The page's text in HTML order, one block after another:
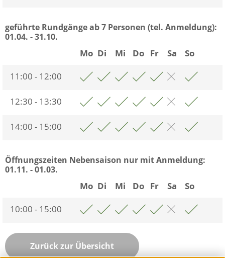
geführte Rundgänge ab 7 Personen (tel. Anmeldung):
01.04. - 31.10.
Mo Di Mi Do Fr Sa
So
11:00 - 12:00
12:30 - 13:30
14:00 - 15:00
Öffnungszeiten Nebensaison nur mit Anmeldung:
01.11. - 01.03.
Mo Di Mi Do Fr Sa
So
10:00 - 15:00
Zurück zur Übersicht